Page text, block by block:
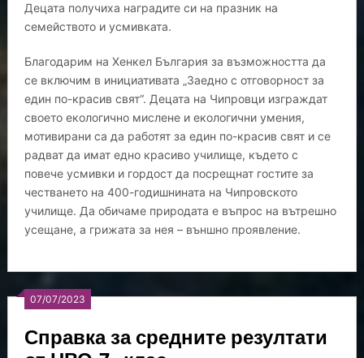
Децата получиха наградите си на празник на
семейството и усмивката.
Благодарим на Хенкел България за възможността да
се включим в инициативата „Заедно с отговорност за
един по-красив свят“. Децата на Чипровци изграждат
своето екологично мислене и екологични умения,
мотивирани са да работят за един по-красив свят и се
радват да имат едно красиво училище, където с
повече усмивки и гордост да посрещнат гостите за
честването на 400-годишнината на Чипровското
училище. Да обичаме природата е въпрос на вътрешно
усещане, а грижата за нея – външно проявление.
07/07/2023
Справка за средните резултати